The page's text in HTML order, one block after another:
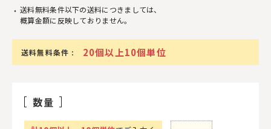
送料無料条件以下の送料につきましては、
概算金額に反映しておりません。
送料無料条件 : 20個以上10個単位
数量